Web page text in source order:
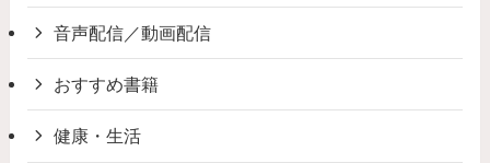
音声配信／動画配信
おすすめ書籍
健康・生活